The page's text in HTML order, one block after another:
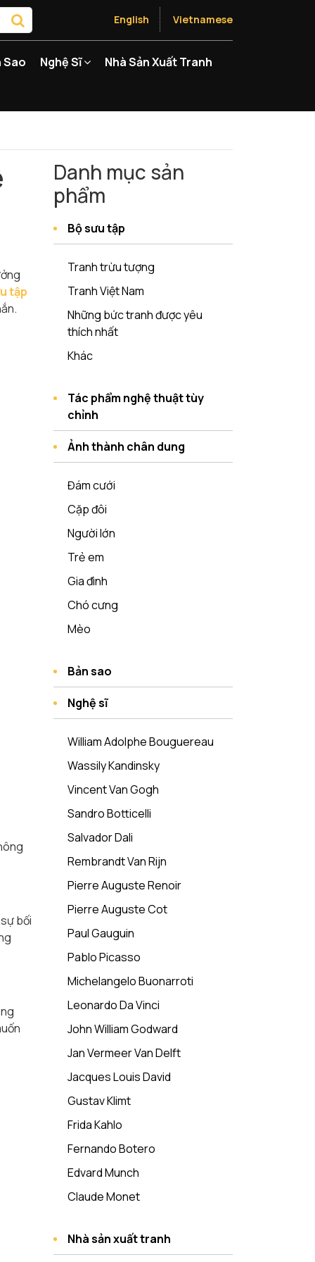
English Vietnamese
Sao Nghệ Sĩ Nhà Sản Xuất Tranh
tập
bối
Danh mục sản
phẩm
Bộ sưu tập
Tranh trừu tượng
Tranh Việt Nam
Những bức tranh được yêu
thích nhất
Khác
Tác phẩm nghệ thuật tùy
chỉnh
Ảnh thành chân dung
Đám cưới
Cặp đôi
Người lớn
Trẻ em
Gia đình
Chó cưng
Mèo
Bản sao
Nghệ sĩ
William Adolphe Bouguereau
Wassily Kandinsky
Vincent Van Gogh
Sandro Botticelli
Salvador Dali
Rembrandt Van Rijn
Pierre Auguste Renoir
Pierre Auguste Cot
Paul Gauguin
Pablo Picasso
Michelangelo Buonarroti
Leonardo Da Vinci
John William Godward
Jan Vermeer Van Delft
Jacques Louis David
Gustav Klimt
Frida Kahlo
Fernando Botero
Edvard Munch
Claude Monet
Nhà sản xuất tranh